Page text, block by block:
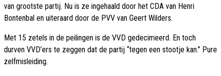
van grootste partij. Nu is ze ingehaald door het CDA van Henri
Bontenbal en uiteraard door de PVV van Geert Wilders.
Met 15 zetels in de peilingen is de VVD gedecimeerd. En toch
durven VVD’ers te zeggen dat de partij “tegen een stootje kan.” Pure
zelfmisleiding.